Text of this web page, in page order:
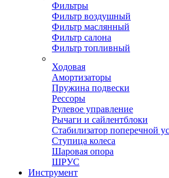
Фильтры
Фильтр воздушный
Фильтр маслянный
Фильтр салона
Фильтр топливный
Ходовая
Амортизаторы
Пружина подвески
Рессоры
Рулевое управление
Рычаги и сайлентблоки
Стабилизатор поперечной
Ступица колеса
Шаровая опора
ШРУС
Инструмент